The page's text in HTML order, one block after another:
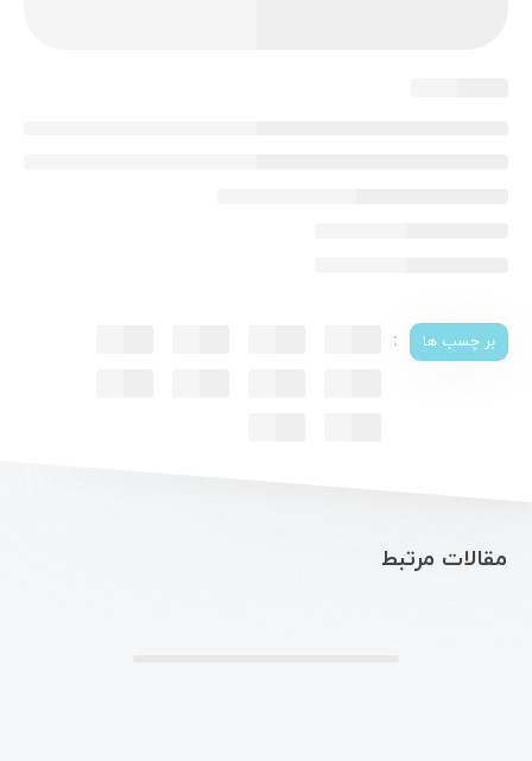
بر چسب ها :
مقالات مرتبط